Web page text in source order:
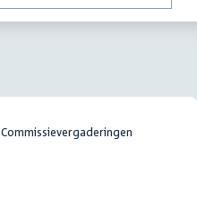
Commissievergaderingen